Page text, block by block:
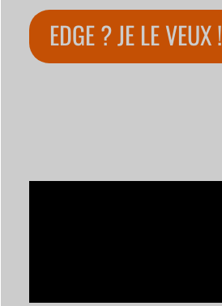
EDGE ? JE LE VEUX !